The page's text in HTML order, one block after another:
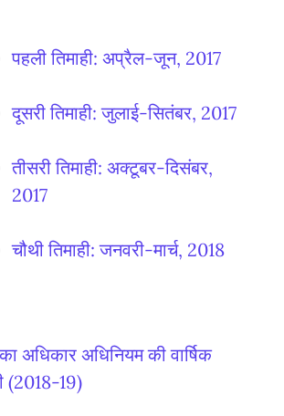
पहली तिमाही: अप्रैल-जून, 2017
दूसरी तिमाही: जुलाई-सितंबर, 2017
तीसरी तिमाही: अक्टूबर-दिसंबर,
2017
चौथी तिमाही: जनवरी-मार्च, 2018
अधिकार अधिनियम की वार्षिक
(2018-19)